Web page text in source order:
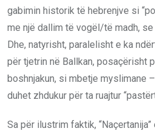
gabimin historik të hebrenjve si
me një dallim të vogël/të madh, se
Dhe, natyrisht, paralelisht e ka
për tjetrin në Ballkan, posaçërisht
boshnjakun, si mbetje myslimane
duhet zhdukur për ta ruajtur
Sa për ilustrim faktik,